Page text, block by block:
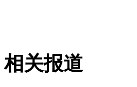
相关报道